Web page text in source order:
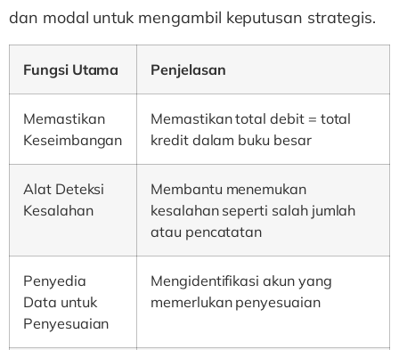
dan modal untuk mengambil keputusan strategis.
Fungsi Utama Penjelasan
Memastikan
Keseimbangan
Memastikan total debit = total
kredit dalam buku besar
Alat Deteksi
Kesalahan
Membantu menemukan
kesalahan seperti salah jumlah
atau pencatatan
Penyedia
Data untuk
Penyesuaian
Mengidentifikasi akun yang
memerlukan penyesuaian